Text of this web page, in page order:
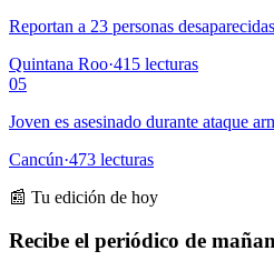
Reportan a 23 personas
Quintana Roo·415 lecturas
05
Joven es asesinado durante ataque
Cancún·473 lecturas
📰 Tu edición de hoy
Recibe el periódico de